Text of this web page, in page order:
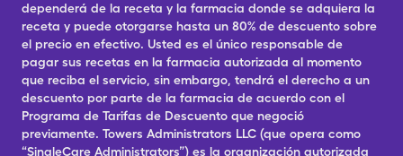
dependerá de la receta y la farmacia donde se adquiera la
receta y puede otorgarse hasta un 80% de descuento sobre
el precio en efectivo. Usted es el único responsable de
pagar sus recetas en la farmacia autorizada al momento
que reciba el servicio, sin embargo, tendrá el derecho a un
descuento por parte de la farmacia de acuerdo con el
Programa de Tarifas de Descuento que negoció
previamente. Towers Administrators LLC (que opera como
“SingleCare Administrators”) es la organización autorizada